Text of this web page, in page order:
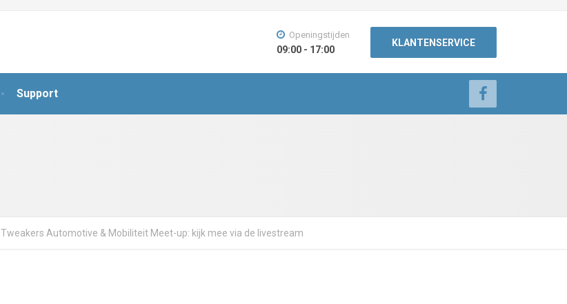
Support
Openingstijden
09:00 - 17:00
KLANTENSERVICE
Tweakers Automotive & Mobiliteit Meet-up: kijk mee via de livestream